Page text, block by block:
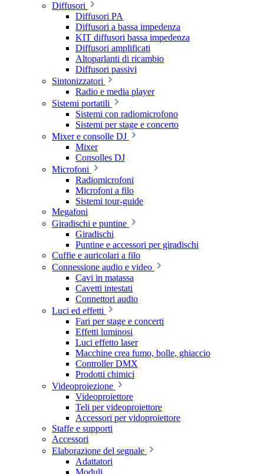
Diffusori
Diffusori PA
Diffusori a bassa impedenza
KIT diffusori bassa impedenza
Diffusori amplificati
Altoparlanti di ricambio
Diffusori passivi
Sintonizzatori
Radio e media player
Sistemi portatili
Sistemi con radiomicrofono
Sistemi per stage e concerto
Mixer e consolle DJ
Mixer
Consolles DJ
Microfoni
Radiomicrofoni
Microfoni a filo
Sistemi tour-guide
Megafoni
Giradischi e puntine
Giradischi
Puntine e accessori per giradischi
Cuffie e auricolari a filo
Connessione audio e video
Cavi in matassa
Cavetti intestati
Connettori audio
Luci ed effetti
Fari per stage e concerti
Effetti luminosi
Luci effetto laser
Macchine crea fumo, bolle, ghiaccio
Controller DMX
Prodotti chimici
Videoproiezione
Videoproiettore
Teli per videoproiettore
Accessori per vidoproiettore
Staffe e supporti
Accessori
Elaborazione del segnale
Adattatori
Moduli